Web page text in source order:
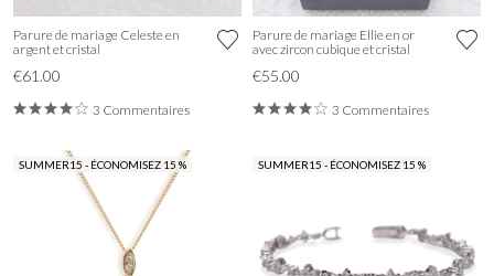
Parure de mariage Celeste en
argent et cristal
€61.00
3 Commentaires
Parure de mariage Ellie en or
avec zircon cubique et cristal
€55.00
3 Commentaires
SUMMER15 - ÉCONOMISEZ 15 % SUMMER15 - ÉCONOMISEZ 15 %